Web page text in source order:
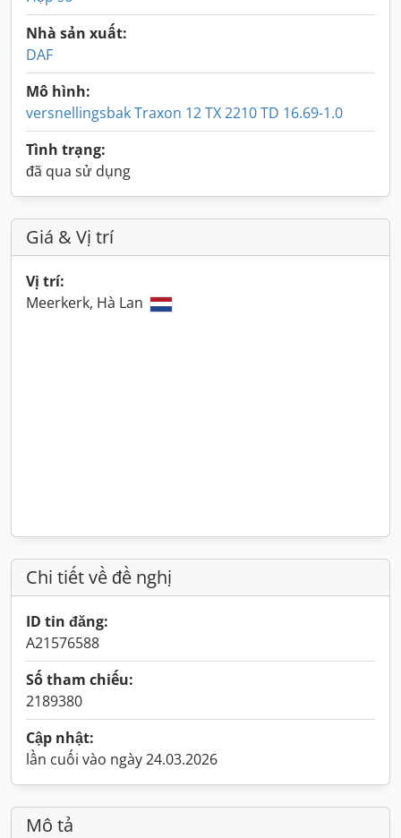
Nhà sản xuất:
DAF
Mô hình:
versnellingsbak Traxon 12 TX 2210 TD 16.69-1.0
Tình trạng:
đã qua sử dụng
Giá & Vị trí
Vị trí:
Meerkerk, Hà Lan
Chi tiết về đề nghị
ID tin đăng:
A21576588
Số tham chiếu:
2189380
Cập nhật:
lần cuối vào ngày 24.03.2026
Mô tả